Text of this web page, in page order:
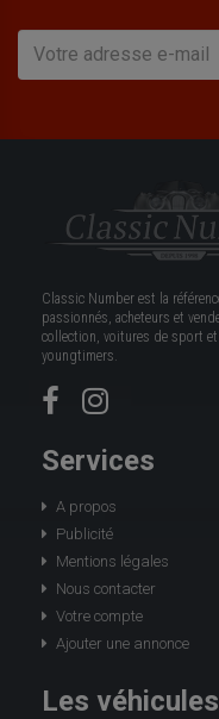
Classic Number est la
passionnés, acheteurs et
collection, voitures de sport
youngtimers.
Services
A propos
Publicité
Mentions légales
Nous contacter
Votre compte
Ajouter une annonce
Les